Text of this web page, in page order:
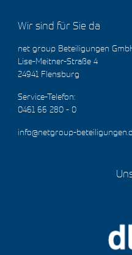
Wir sind für Sie da
net group Beteiligungen
Lise-Meitner-Straße 4
24941 Flensburg
Service-Telefon:
0461 66 280 - 0
info@netgroup-